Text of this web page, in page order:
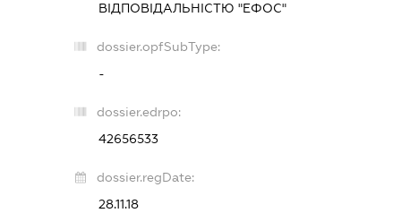
ВІДПОВІДАЛЬНІСТЮ "ЕФОС"
dossier.opfSubType:
-
dossier.edrpo:
42656533
dossier.regDate:
28.11.18